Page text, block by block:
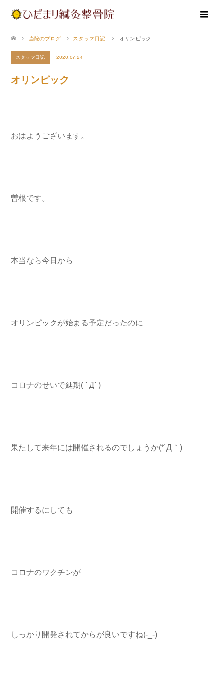
当院のブログ スタッフ日記 オリンピック
スタッフ日記 2020.07.24
オリンピック
おはようございます。
曽根です。
本当なら今日から
オリンピックが始まる予定だったのに
コロナのせいで延期( ﾟДﾟ)
果たして来年には開催されるのでしょうか(*´Д｀)
開催するにしても
コロナのワクチンが
しっかり開発されてからが良いですね(-_-)